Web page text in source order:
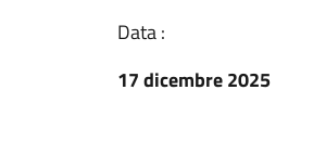
Data :
17 dicembre 2025